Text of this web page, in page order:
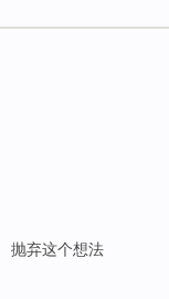
抛弃这个想法